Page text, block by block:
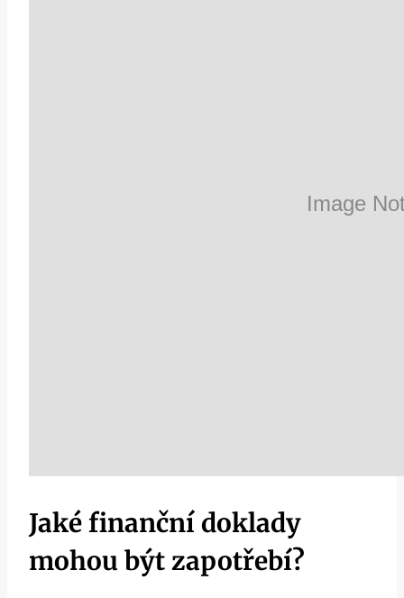
Jaké finanční doklady
mohou být zapotřebí?